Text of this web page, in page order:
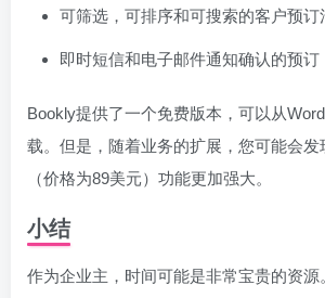
可筛选，可排序和可搜索的客户预订
即时短信和电子邮件通知确认的预订
Bookly提供了一个免费版本，可以从
载。但是，随着业务的扩展，您可能会发
（价格为89美元）功能更加强大。
小结
作为企业主，时间可能是非常宝贵的资源